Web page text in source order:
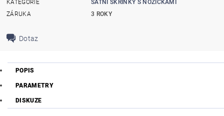
KATEGORIE
ŠATNÍ SKŘÍŇKY S NOŽIČKAMI
ZÁRUKA
3 ROKY
Dotaz
POPIS
PARAMETRY
DISKUZE